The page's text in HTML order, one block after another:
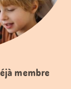
membre